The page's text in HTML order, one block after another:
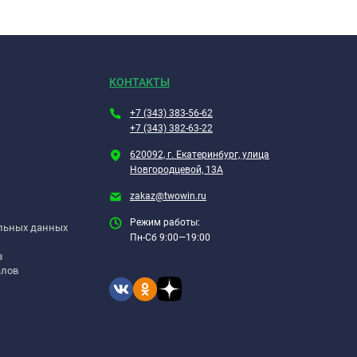
данных
КОНТАКТЫ
+7 (343) 383-56-62
+7 (343) 382-63-22
620092, г. Екатеринбург, улица
Новгородцевой, 13А
zakaz@twowin.ru
Режим работы:
Пн-Сб 9:00—19:00